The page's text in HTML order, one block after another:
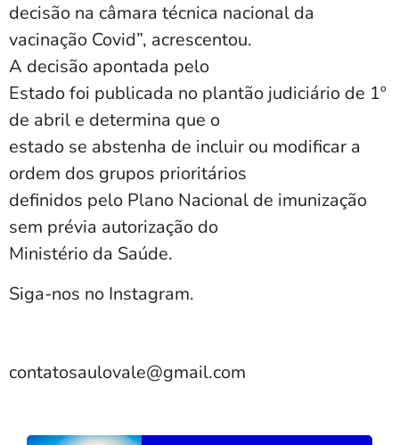
decisão na câmara técnica nacional da
vacinação Covid”, acrescentou.
A decisão apontada pelo
Estado foi publicada no plantão judiciário de 1º
de abril e determina que o
estado se abstenha de incluir ou modificar a
ordem dos grupos prioritários
definidos pelo Plano Nacional de imunização
sem prévia autorização do
Ministério da Saúde.
Siga-nos no Instagram.
contatosaulovale@gmail.com